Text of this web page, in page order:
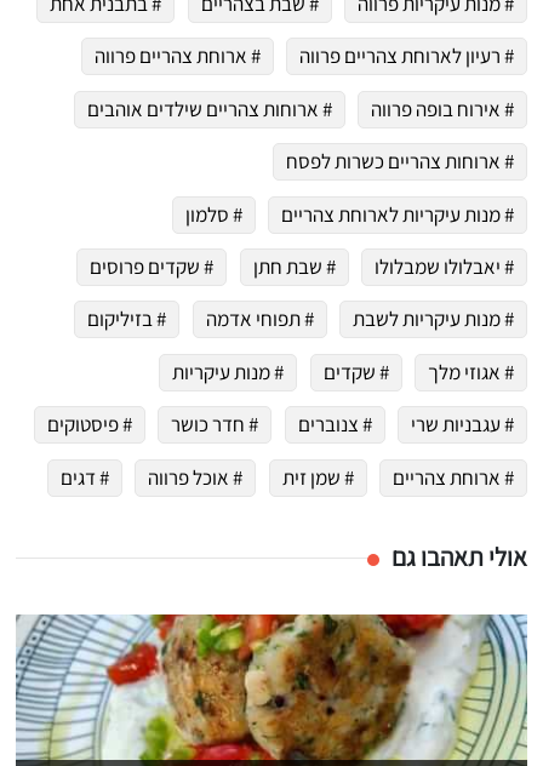
# רעיון לארוחת צהריים פרווה
# ארוחת צהריים פרווה
# אירוח בופה פרווה
# ארוחות צהריים שילדים אוהבים
# ארוחות צהריים כשרות לפסח
# מנות עיקריות לארוחת צהריים
# סלמון
# יאבלולו שמבלולו
# שבת חתן
# שקדים פרוסים
# מנות עיקריות לשבת
# תפוחי אדמה
# בזיליקום
# אגוזי מלך
# שקדים
# מנות עיקריות
# עגבניות שרי
# צנוברים # חדר כושר
# פיסטוקים
# ארוחת צהריים
# שמן זית # אוכל פרווה # דגים
אולי תאהבו גם